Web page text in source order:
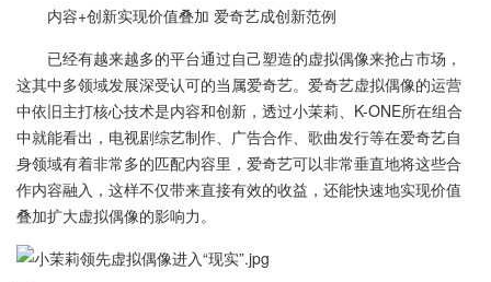
内容+创新实现价值叠加 爱奇艺成创新范例
已经有越来越多的平台通过自己塑造的虚拟偶像来抢占市场，
这其中多领域发展深受认可的当属爱奇艺。爱奇艺虚拟偶像的运营
中依旧主打核心技术是内容和创新，透过小茉莉、K-ONE所在组合
中就能看出，电视剧综艺制作、广告合作、歌曲发行等在爱奇艺自
身领域有着非常多的匹配内容里，爱奇艺可以非常垂直地将这些合
作内容融入，这样不仅带来直接有效的收益，还能快速地实现价值
叠加扩大虚拟偶像的影响力。